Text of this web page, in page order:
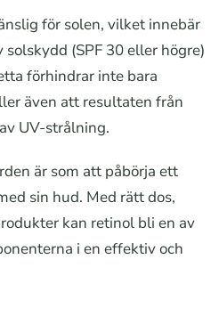
för solen, vilket innebär
(SPF 30 eller högre)
förhindrar inte bara
även att resultaten från
UV-strålning.
är som att påbörja ett
sin hud. Med rätt dos,
kan retinol bli en av
i en effektiv och